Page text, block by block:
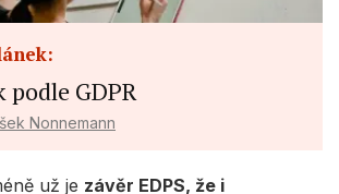
GDPR
Nonnemann
už je závěr EDPS, že i